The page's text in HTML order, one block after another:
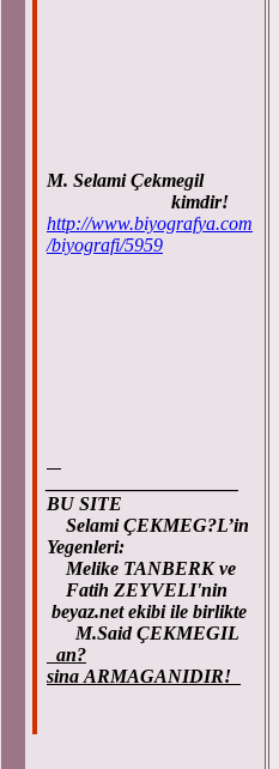
M. Selami Çekmegil
kimdir!
http://www.biyografya.com
/biyografi/5959
BU SITE
Selami ÇEKMEG?L’in
Yegenleri:
Melike TANBERK ve
Fatih ZEYVELI'nin
beyaz.net ekibi ile birlikte
M.Said ÇEKMEGIL
an?
sina ARMAGANIDIR!